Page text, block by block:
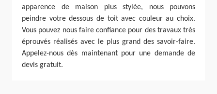
apparence de maison plus stylée, nous pouvons
peindre votre dessous de toit avec couleur au choix.
Vous pouvez nous faire confiance pour des travaux très
éprouvés réalisés avec le plus grand des savoir-faire.
Appelez-nous dès maintenant pour une demande de
devis gratuit.